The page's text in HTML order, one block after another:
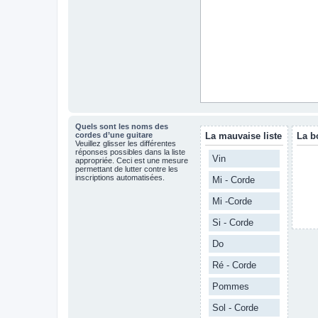
Quels sont les noms des
cordes d’une guitare
Veuillez glisser les différentes
réponses possibles dans la liste
appropriée. Ceci est une mesure
permettant de lutter contre les
inscriptions automatisées.
La mauvaise liste
Vin
Mi - Corde
Mi -Corde
Si - Corde
Do
Ré - Corde
Pommes
Sol - Corde
La